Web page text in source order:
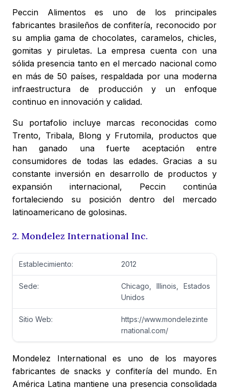
Peccin Alimentos es uno de los principales
fabricantes brasileños de confitería, reconocido por
su amplia gama de chocolates, caramelos, chicles,
gomitas y piruletas. La empresa cuenta con una
sólida presencia tanto en el mercado nacional como
en más de 50 países, respaldada por una moderna
infraestructura de producción y un enfoque
continuo en innovación y calidad.
Su portafolio incluye marcas reconocidas como
Trento, Tribala, Blong y Frutomila, productos que
han ganado una fuerte aceptación entre
consumidores de todas las edades. Gracias a su
constante inversión en desarrollo de productos y
expansión internacional, Peccin continúa
fortaleciendo su posición dentro del mercado
latinoamericano de golosinas.
2. Mondelez International Inc.
Establecimiento: 2012
Sede:
Chicago, Illinois, Estados
Unidos
Sitio Web:
https://www.mondelezinte
rnational.com/
Mondelez International es uno de los mayores
fabricantes de snacks y confitería del mundo. En
América Latina mantiene una presencia consolidada